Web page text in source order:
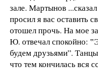
зале. Мартынов
просил я вас оставить
отошел прочь. На мое
Ю. отвечал спокойно:
будем друзьями”.
что тем кончилась вся